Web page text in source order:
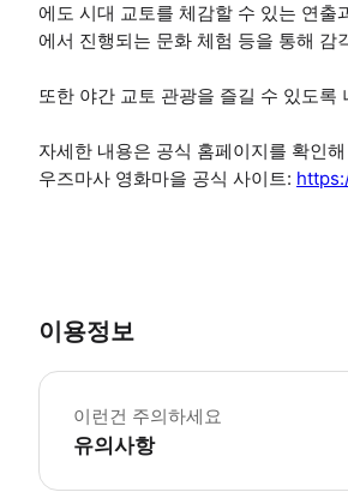
에도 시대 교토를 체감할 수 있는 연출
에서 진행되는 문화 체험 등을 통해 감
또한 야간 교토 관광을 즐길 수 있도록
자세한 내용은 공식 홈페이지를 확인
우즈마사 영화마을 공식 사이트:
이용정보
이런건 주의하세요
유의사항